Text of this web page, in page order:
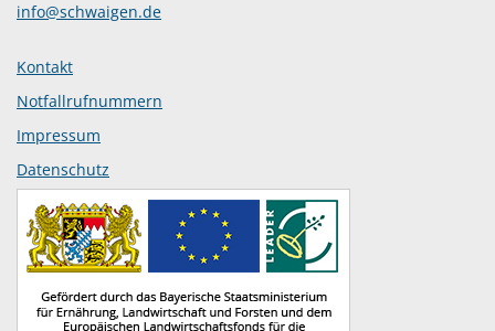
info@schwaigen.de
Kontakt
Notfallrufnummern
Impressum
Datenschutz